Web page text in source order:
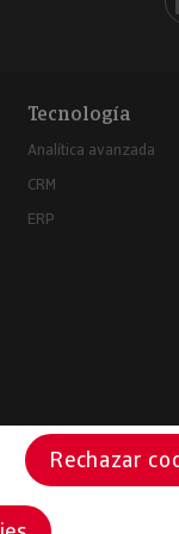
Tecnología
Analítica avanzada
CRM
ERP
Rechazar